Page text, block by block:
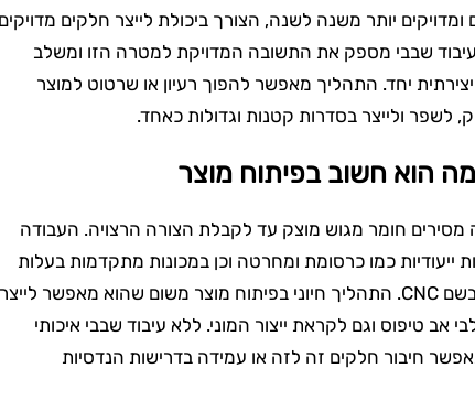
ומדויקים יותר משנה לשנה, הצורך ביכולת לייצר חלקים מדויקים
עיבוד שבבי מספק את התשובה המדויקת למטרה הזו ומשלב
יחד. התהליך מאפשר להפוך רעיון או שרטוט למוצר
לשפר ולייצר בסדרות קטנות וגדולות כאחד.
הוא חשוב בפיתוח מוצר
מסירים חומר מגוש מוצק עד לקבלת הצורה הרצויה. העבודה
ייעודיות כמו כרסומת ומחרטה וכן במכונות מתקדמות בעלות
בקרה ממוחשבת המוכרות בשם CNC. התהליך חיוני בפיתוח מוצר משום שהוא מאפשר לייצר
אב טיפוס וגם לקראת ייצור המוני. ללא עיבוד שבבי איכותי
חיבור חלקים זה לזה או עמידה בדרישות הנדסיות